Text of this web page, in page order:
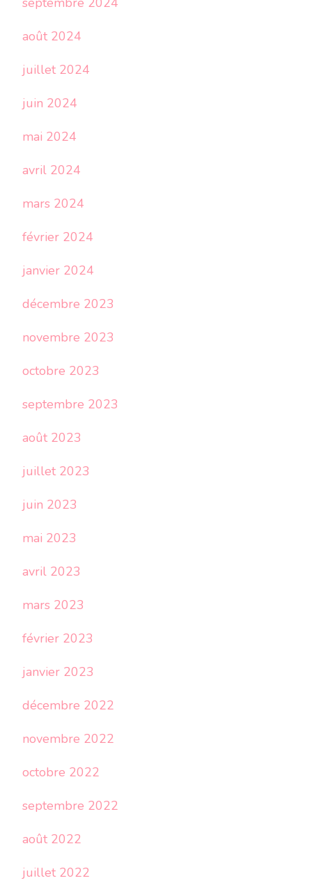
août 2024
juillet 2024
juin 2024
mai 2024
avril 2024
mars 2024
février 2024
janvier 2024
décembre 2023
novembre 2023
octobre 2023
septembre 2023
août 2023
juillet 2023
juin 2023
mai 2023
avril 2023
mars 2023
février 2023
janvier 2023
décembre 2022
novembre 2022
octobre 2022
septembre 2022
août 2022
juillet 2022